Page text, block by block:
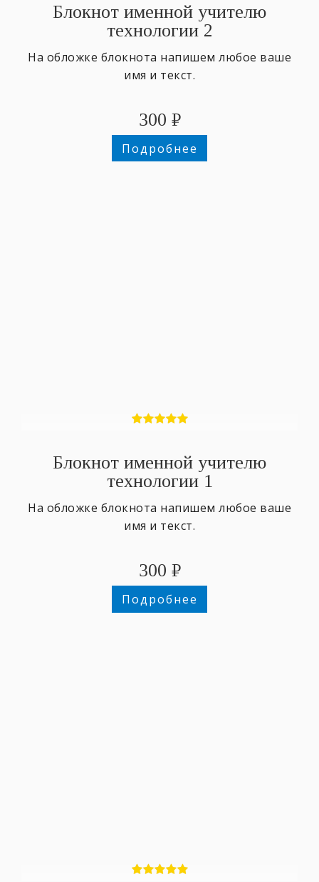
Блокнот именной учителю
технологии 2
На обложке блокнота напишем любое ваше
имя и текст.
300 ₽
Подробнее
Блокнот именной учителю
технологии 1
На обложке блокнота напишем любое ваше
имя и текст.
300 ₽
Подробнее